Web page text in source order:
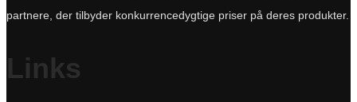
partnere, der tilbyder konkurrencedygtige priser på deres produkter.
Links